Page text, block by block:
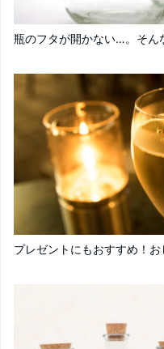
瓶のフタが開かない…。そん
プレゼントにもおすすめ！